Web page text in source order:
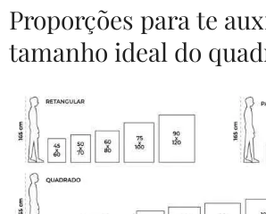
Proporções para te
tamanho ideal do